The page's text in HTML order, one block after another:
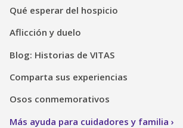
Qué esperar del hospicio
Aflicción y duelo
Blog: Historias de VITAS
Comparta sus experiencias
Osos conmemorativos
Más ayuda para cuidadores y familia